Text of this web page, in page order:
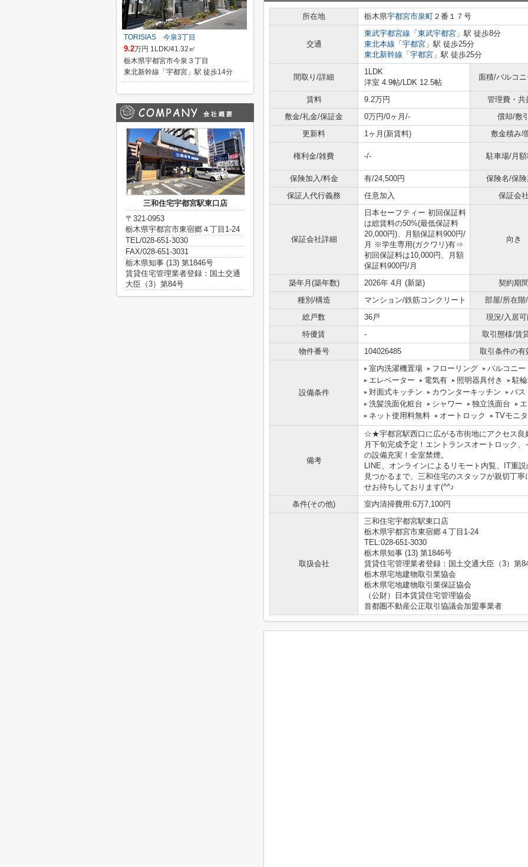
所在地 栃木県宇都宮市泉町 ２番１７号
交通
東武宇都宮線 「 東武宇都宮 」駅 徒歩8分
東北本線 「 宇都宮 」駅 徒歩25分
東北新幹線 「 宇都宮 」駅 徒歩25分
間取り/詳細
1LDK
洋室 4.9帖/LDK 12.5帖
面積/バルコ
賃料 9.2万円
管理費・共
敷金/礼金/保証金
0万円/0ヶ月/-
償却/敷
更新料
1ヶ月(新賃料) 敷金積み
権利金/雑費 -/- 駐車場/月
保険加入/料金 有/24,500円
保険名/保
保証人代行義務
任意加入 保証会
保証会社詳細
日本セーフティー 初回保証料
は総賃料の50%(最低保証料
20,000円)、月額保証料900円/
月 ※学生専用(ガクワリ)有⇒
初回保証料は10,000円、月額
保証料900円/月
向き
築年月(築年数) 2026年 4月 (新築)
契約期
種別/構造
マンション/鉄筋コンクリート
部屋/所在階
総戸数
36戸
現況/入居
特優賃
-
取引態様/賃
物件番号
104026485 取引条件の有
設備条件
室内洗濯機置場 フローリング
バルコニー
エレベーター
電気有 照明器具付き
駐
対面式キッチン
カウンターキッチン
バス
洗髪洗面化粧台
シャワー 独立洗面台
ネット使用料無料
オートロック TVモニ
備考
☆★宇都宮駅西口に広がる市街地にアクセス
月下旬完成予定！エントランスオートロック
の設備充実！全室禁煙。
LINE、オンラインによるリモート内覧、IT重
見つかるまで、三和住宅のスタッフが親切丁
せお待ちしております(^^♪
条件(その他)
室内清掃費用:6万7,100円
取扱会社
三和住宅宇都宮駅東口店
栃木県宇都宮市東宿郷４丁目1-24
TEL:028-651-3030
栃木県知事 (13) 第1846号
賃貸住宅管理業者登録：国土交通大臣（3）第
栃木県宅地建物取引業協会
栃木県宅地建物取引業保証協会
（公財）日本賃貸住宅管理協会
首都圏不動産公正取引協議会加盟事業者
TORISIAS 今泉3丁目
9.2万円 1LDK/41.32㎡
栃木県宇都宮市今泉３丁目
東北新幹線「宇都宮」駅 徒歩14分
三和住宅宇都宮駅東口店
〒321-0953
栃木県宇都宮市東宿郷４丁目1-24
TEL/028-651-3030
FAX/028-651-3031
栃木県知事 (13) 第1846号
賃貸住宅管理業者登録：国土交通
大臣（3）第84号